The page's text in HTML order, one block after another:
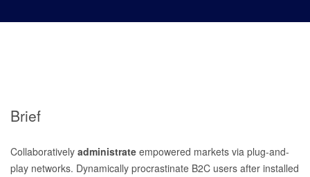
Brief
Collaboratively administrate empowered markets via plug-and-
play networks. Dynamically procrastinate B2C users after installed